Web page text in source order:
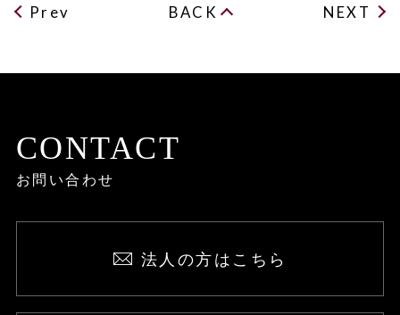
Prev BACK NEXT
CONTACT
お問い合わせ
法人の方はこちら